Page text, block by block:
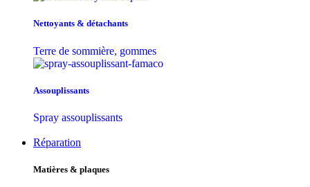
Nettoyants & détachants
Terre de sommière, gommes
Assouplissants
Spray assouplissants
Réparation
Matières & plaques